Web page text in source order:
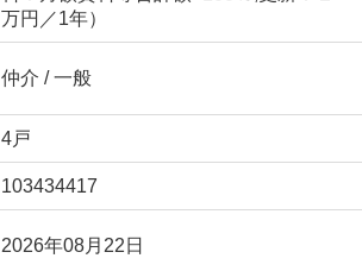
万円／1年）
仲介 / 一般
4戸
103434417
2026年08月22日